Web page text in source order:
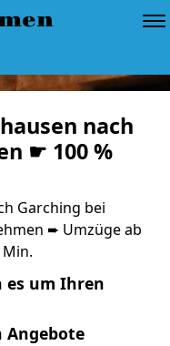
nach
☛ 100 %
Garching bei
➨ Umzüge ab
es um Ihren
Angebote